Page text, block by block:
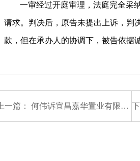
一审经过开庭审理，法庭完全采
请求。判决后，原告未提出上诉，判
款，但在承办人的协调下，被告依据
上一篇： 何伟诉宜昌嘉华置业有限公司商品房买卖合同纠纷案（杨善华律师承办）